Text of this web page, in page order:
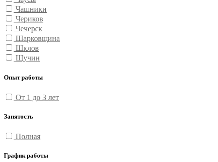
Чашники
Чериков
Чечерск
Шарковщина
Шклов
Щучин
Опыт работы
От 1 до 3 лет
Занятость
Полная
График работы